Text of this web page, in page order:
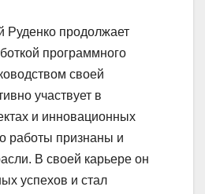
Руденко продолжает
программного
своей
участвует в
и инновационных
работы признаны и
В своей карьере он
успехов и стал